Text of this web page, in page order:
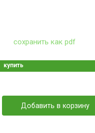
сохранить как pdf
купить
Добавить в корзину